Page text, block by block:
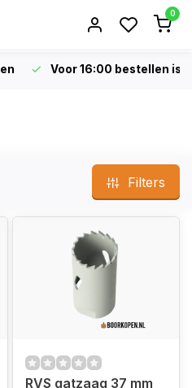
0
Voor 16:00 bestellen is
Filters
RVS gatzaag 37 mm